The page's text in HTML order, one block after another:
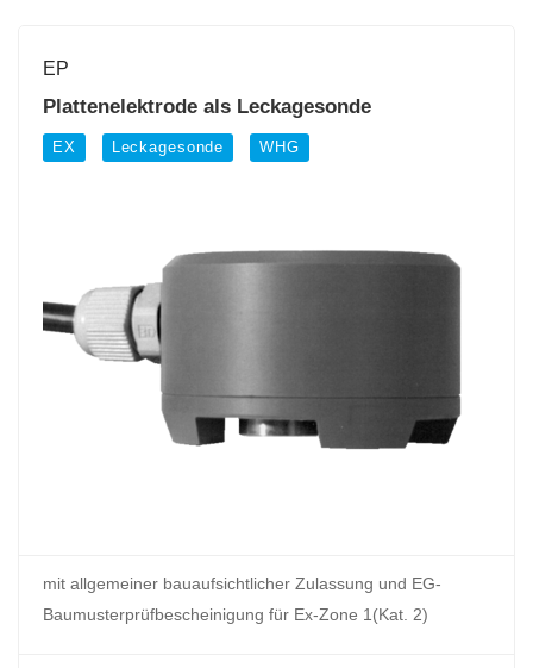
EP
Plattenelektrode als Leckagesonde
EX Leckagesonde WHG
mit allgemeiner bauaufsichtlicher Zulassung und EG-
Baumusterprüfbescheinigung für Ex-Zone 1(Kat. 2)